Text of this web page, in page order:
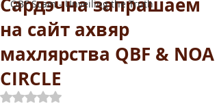
QBF Scam - Unveiling the Truth
на сайт ахвяр
махлярства QBF & NOA
CIRCLE
Rated NaN out of 5 stars.